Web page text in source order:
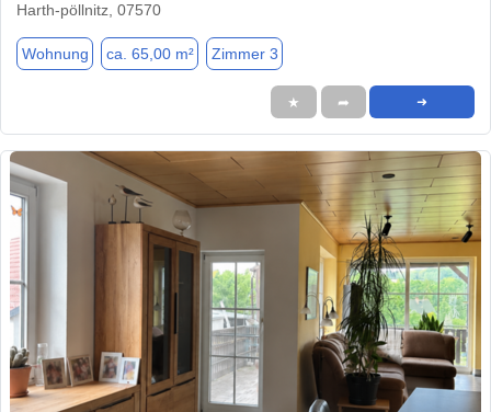
Harth-pöllnitz, 07570
Wohnung ca. 65,00 m² Zimmer 3
★ ➦ ➜